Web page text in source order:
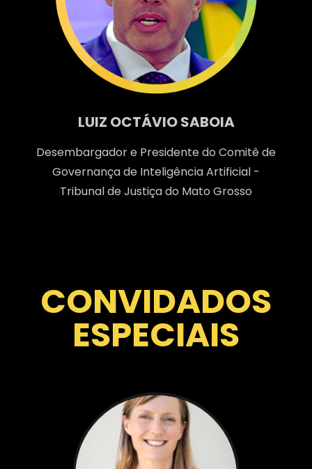
LUIZ OCTÁVIO SABOIA
Desembargador e Presidente do Comitê de
Governança de Inteligência Artificial -
Tribunal de Justiça do Mato Grosso
CONVIDADOS
ESPECIAIS